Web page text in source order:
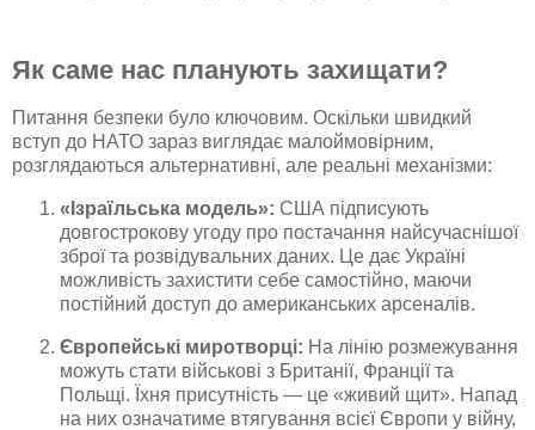
Як саме нас планують захищати?
Питання безпеки було ключовим. Оскільки швидкий
вступ до НАТО зараз виглядає малоймовірним,
розглядаються альтернативні, але реальні механізми:
«Ізраїльська модель»: США підписують
довгострокову угоду про постачання найсучаснішої
зброї та розвідувальних даних. Це дає Україні
можливість захистити себе самостійно, маючи
постійний доступ до американських арсеналів.
Європейські миротворці: На лінію розмежування
можуть стати військові з Британії, Франції та
Польщі. Їхня присутність — це «живий щит». Напад
на них означатиме втягування всієї Європи у війну,